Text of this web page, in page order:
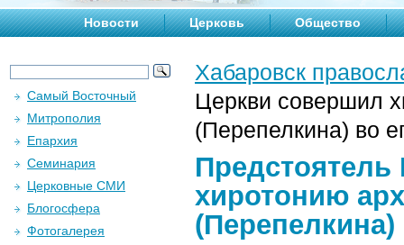
Новости Церковь Общество
Хабаровск
Церкви совершил
(Перепелкина) во
хиротонию
Самый Восточный
Митрополия
Епархия
Семинария
Церковные СМИ
Блогосфера
Фотогалерея